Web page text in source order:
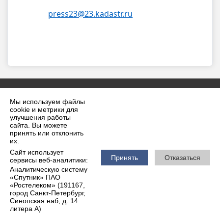
Мы используем файлы
cookie и метрики для
улучшения работы
сайта. Вы можете
принять или отклонить
их.
Сайт использует
сервисы веб-аналитики:
Аналитическую систему
«Спутник» ПАО
«Ростелеком» (191167,
город Санкт-Петербург,
Синопская наб, д. 14
литера А)
Принять Отказаться
press23@23.kadastr.ru
2026 г. krilovskaya.ru
Вход
Карта сайта
Политика обработки персональных данных
Сделано на KubCMS
Разработка и поддержка